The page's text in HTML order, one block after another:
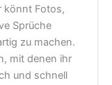
könnt Fotos,
Sprüche
zu machen.
mit denen ihr
und schnell